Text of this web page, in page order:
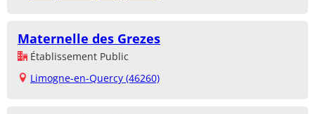
Maternelle des Grezes
Établissement Public
Limogne-en-Quercy (46260)